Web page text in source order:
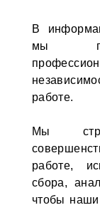
В
мы
работе.
Мы
работе,
сбора,
чтобы наши